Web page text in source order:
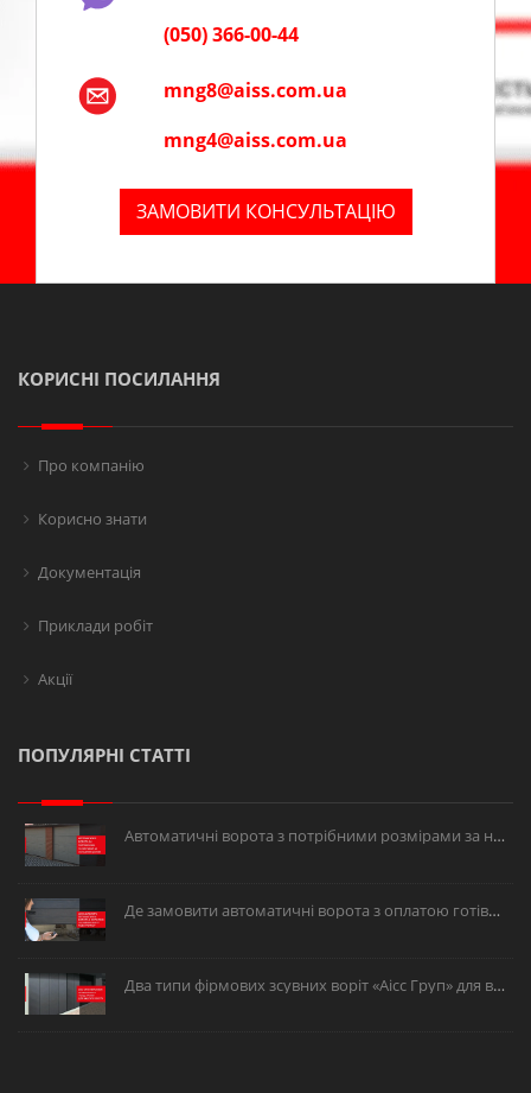
(050) 366-00-44
mng8@aiss.com.ua
mng4@aiss.com.ua
ЗАМОВИТИ КОНСУЛЬТАЦІЮ
КОРИСНІ ПОСИЛАННЯ
Про компанію
Корисно знати
Документація
Приклади робіт
Акції
ПОПУЛЯРНІ СТАТТІ
Автоматичні ворота з потрібними розмірами за низькою ціною.
Де замовити автоматичні ворота з оплатою готівкою або в розстрочку?
Два типи фірмових зсувних воріт «Аісс Груп» для вашого об’єкта.